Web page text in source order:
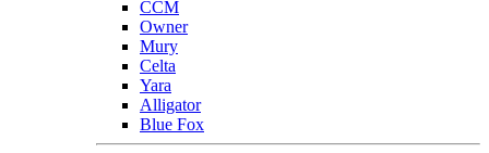
CCM
Owner
Mury
Celta
Yara
Alligator
Blue Fox